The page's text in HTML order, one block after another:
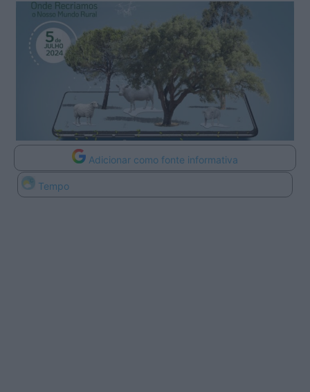
Adicionar como fonte informativa
Tempo